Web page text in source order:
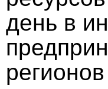
день в